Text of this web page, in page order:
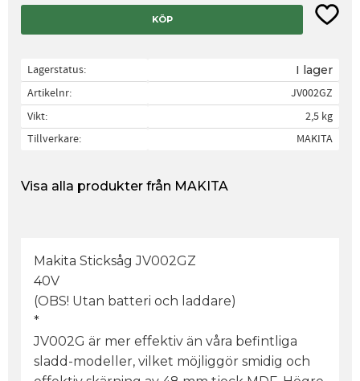
KÖP Lägg
Lagerstatus I lager
Artikelnr
JV002GZ
Vikt
2,5 kg
Tillverkare
MAKITA
Visa alla produkter från MAKITA
Makita Sticksåg JV002GZ
40V
(OBS! Utan batteri och laddare)
*
JV002G är mer effektiv än våra befintliga
sladd-modeller, vilket möjliggör smidig och